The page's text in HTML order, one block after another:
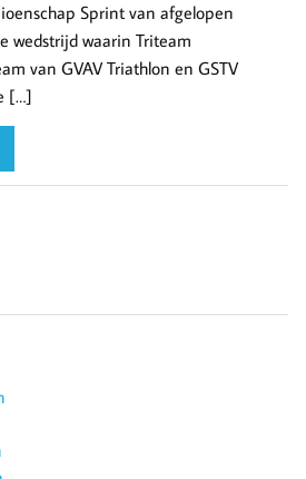
Sprint van afgelopen
wedstrijd waarin Triteam
van GVAV Triathlon en GSTV
[…]